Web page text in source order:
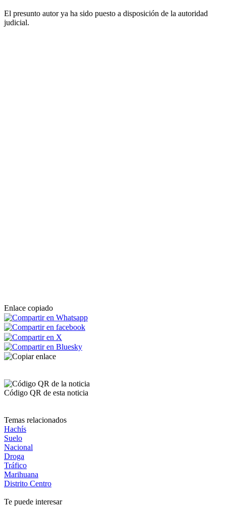
El presunto autor ya ha sido puesto a disposición de la autoridad
judicial.
Enlace copiado
Código QR de esta noticia
Temas relacionados
Hachís
Suelo
Nacional
Droga
Tráfico
Marihuana
Distrito Centro
Te puede interesar